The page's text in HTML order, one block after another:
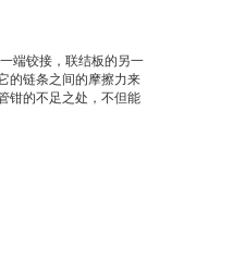
端铰接，联结板的另一
的链条之间的摩擦力来
钳的不足之处，不但能